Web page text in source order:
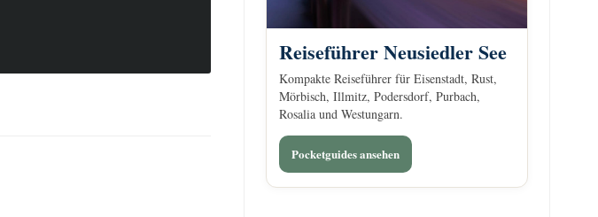
Reiseführer Neusiedler See
Kompakte Reiseführer für Eisenstadt, Rust,
Mörbisch, Illmitz, Podersdorf, Purbach,
Rosalia und Westungarn.
Pocketguides ansehen